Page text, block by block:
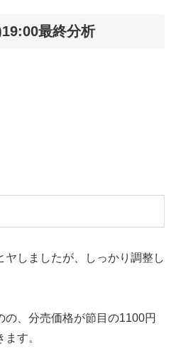
最終分析
ヤしましたが、しっかり調整し
、分売価格が節目の1100円
す。